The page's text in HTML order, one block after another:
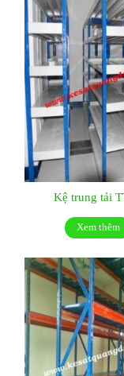
Kệ trung tải
Xem thêm